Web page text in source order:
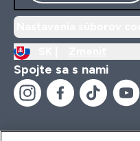
Spojte sa s nami